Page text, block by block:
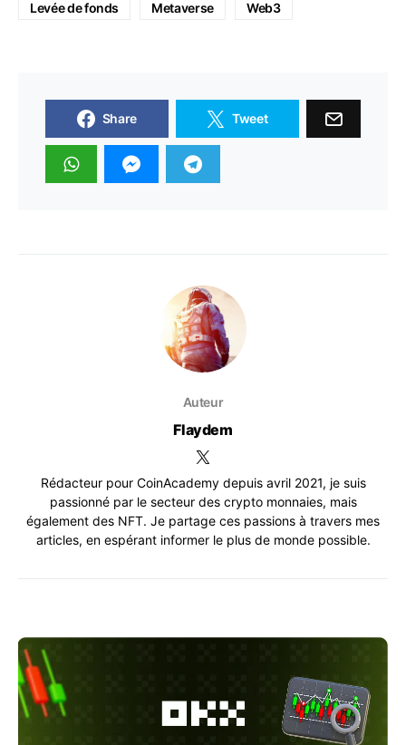
Levée de fonds Metaverse Web3
Share Tweet
Auteur
Flaydem
Rédacteur pour CoinAcademy depuis avril 2021, je suis
passionné par le secteur des crypto monnaies, mais
également des NFT. Je partage ces passions à travers mes
articles, en espérant informer le plus de monde possible.